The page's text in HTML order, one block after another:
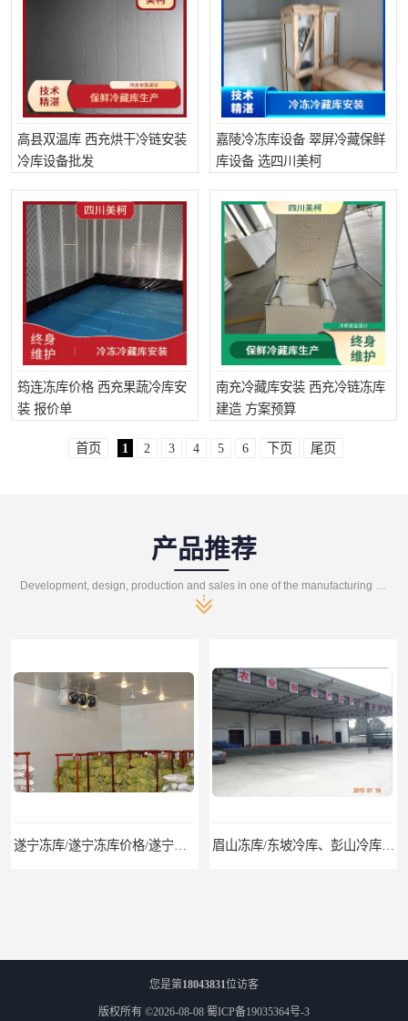
高县双温库 西充烘干冷链安装
冷库设备批发
嘉陵冷冻库设备 翠屏冷藏保鲜
库设备 选四川美柯
筠连冻库价格 西充果蔬冷库安
装 报价单
南充冷藏库安装 西充冷链冻库
建造 方案预算
首页 1 2 3 4 5 6 下页 尾页
产品推荐
Development, design, production and sales in one of the manufacturing enterprises
您是第18043831位访客
版权所有 ©2026-08-08 蜀ICP备19035364号-3